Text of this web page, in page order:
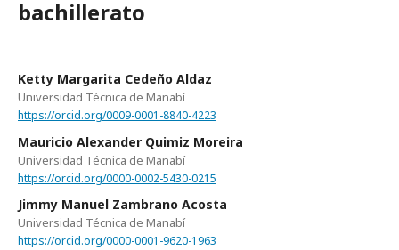
bachillerato
Ketty Margarita Cedeño Aldaz
Universidad Técnica de Manabí
https://orcid.org/0009-0001-8840-4223
Mauricio Alexander Quimiz Moreira
Universidad Técnica de Manabí
https://orcid.org/0000-0002-5430-0215
Jimmy Manuel Zambrano Acosta
Universidad Técnica de Manabí
https://orcid.org/0000-0001-9620-1963